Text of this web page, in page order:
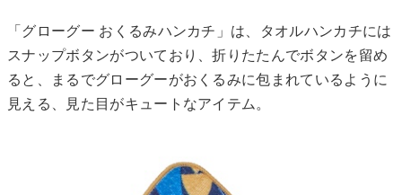
「グローグー おくるみハンカチ」は、タオルハンカチには
スナップボタンがついており、折りたたんでボタンを留め
ると、まるでグローグーがおくるみに包まれているように
見える、見た目がキュートなアイテム。